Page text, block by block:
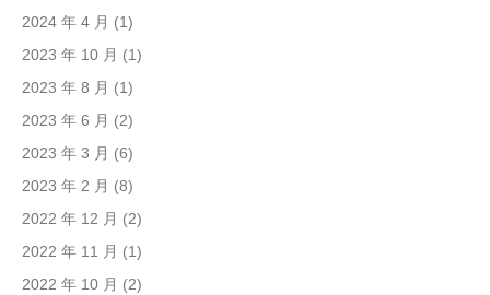
2024 年 4 月 (1)
2023 年 10 月 (1)
2023 年 8 月 (1)
2023 年 6 月 (2)
2023 年 3 月 (6)
2023 年 2 月 (8)
2022 年 12 月 (2)
2022 年 11 月 (1)
2022 年 10 月 (2)